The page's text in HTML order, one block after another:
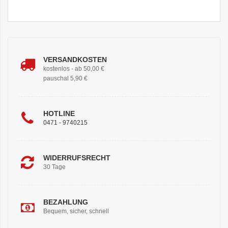
VERSANDKOSTEN
kostenlos - ab 50,00 €
pauschal 5,90 €
HOTLINE
0471 - 9740215
WIDERRUFSRECHT
30 Tage
BEZAHLUNG
Bequem, sicher, schnell